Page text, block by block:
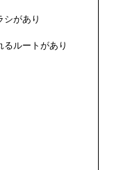
シがあり
るルートがあり